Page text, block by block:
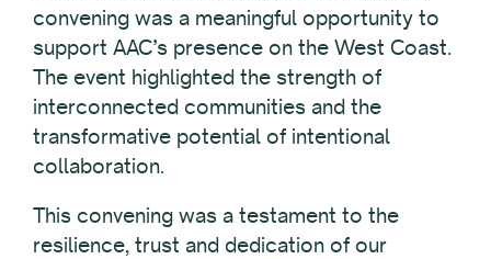
convening was a meaningful opportunity to
support AAC’s presence on the West Coast.
The event highlighted the strength of
interconnected communities and the
transformative potential of intentional
collaboration.
This convening was a testament to the
resilience, trust and dedication of our